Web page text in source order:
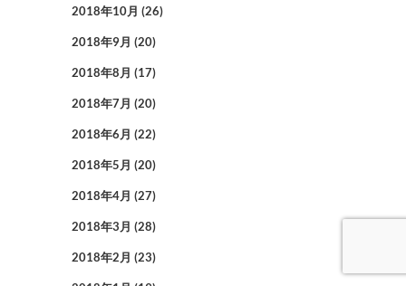
2018年10月 (26)
2018年9月 (20)
2018年8月 (17)
2018年7月 (20)
2018年6月 (22)
2018年5月 (20)
2018年4月 (27)
2018年3月 (28)
2018年2月 (23)